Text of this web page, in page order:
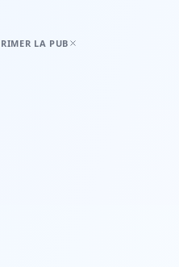
LA PUB